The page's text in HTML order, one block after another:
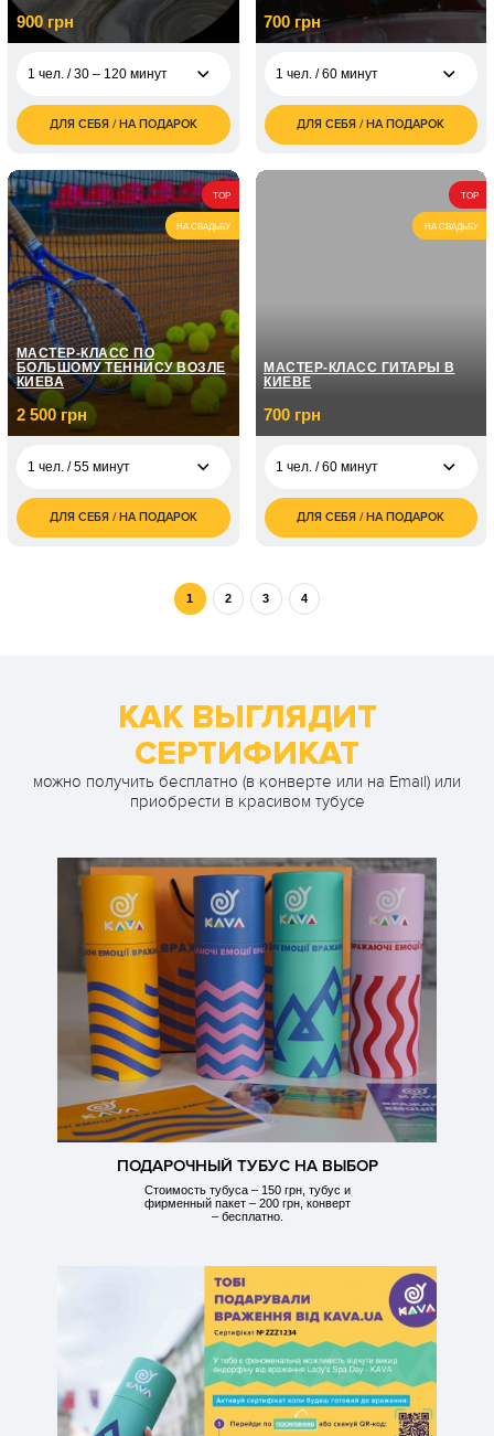
900 грн
1 чел. / 30 – 120 минут
1 чел. / 30 – 120
минут
грн
2 чел. / 30 - 120
минут
1 800
грн
ДЛЯ СЕБЯ / НА ПОДАРОК
700 грн
1 чел. / 60 минут
грн
5 050
грн
ДЛЯ СЕБЯ / НА ПОДАРОК
TOP
НА СВАДЬБУ
МАСТЕР-КЛАСС ПО
БОЛЬШОМУ ТЕННИСУ ВОЗЛЕ
КИЕВА
2 500 грн
1 чел. / 55 минут
2 500
грн
грн
ДЛЯ СЕБЯ / НА ПОДАРОК
TOP
НА СВАДЬБУ
МАСТЕР-КЛАСС ГИТАРЫ В
КИЕВЕ
700 грн
1 чел. / 60 минут
грн
8 занятий по 1 часу
ДЛЯ СЕБЯ / НА ПОДАРОК
1 2 3 4
КАК ВЫГЛЯДИТ
СЕРТИФИКАТ
можно получить бесплатно (в конверте или на Email) или
приобрести в красивом тубусе
ПОДАРОЧНЫЙ ТУБУС НА ВЫБОР
Стоимость тубуса – 150 грн, тубус и
фирменный пакет – 200 грн, конверт
– бесплатно.